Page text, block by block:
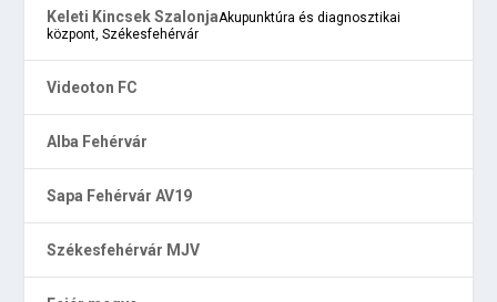
Keleti Kincsek SzalonjaAkupunktúra és diagnosztikai
központ, Székesfehérvár
Videoton FC
Alba Fehérvár
Sapa Fehérvár AV19
Székesfehérvár MJV